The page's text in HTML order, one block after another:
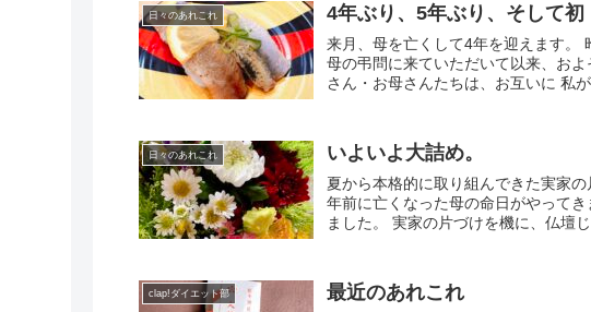
日々のあれこれ 4年ぶり、5年ぶり、そして初
来月、母を亡くして4年を迎えます。
母の弔問に来ていただいて以来、お
さん・お母さんたちは、お互いに 私
日々のあれこれ いよいよ大詰め。
夏から本格的に取り組んできた実家
年前に亡くなった母の命日がやって
ました。 実家の片づけを機に、仏壇
clap!ダイエット部 最近のあれこれ